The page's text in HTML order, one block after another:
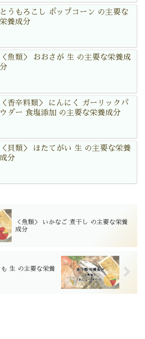
とうもろこし ポップコーン の主要な
栄養成分
＜魚類＞ おおさが 生 の主要な栄養成
分
＜香辛料類＞ にんにく ガーリックパ
ウダー 食塩添加 の主要な栄養成分
＜貝類＞ ほたてがい 生 の主要な栄養
成分
＜魚類＞ いかなご 煮干し の主要な栄養
成分
生 の主要な栄養